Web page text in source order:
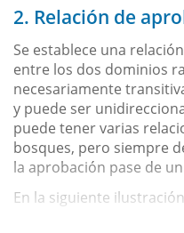
2. Relación de
Se establece una
entre los dos dominios
necesariamente
y puede ser
puede tener varias
bosques, pero siempre
la aprobación pase de
En la siguiente